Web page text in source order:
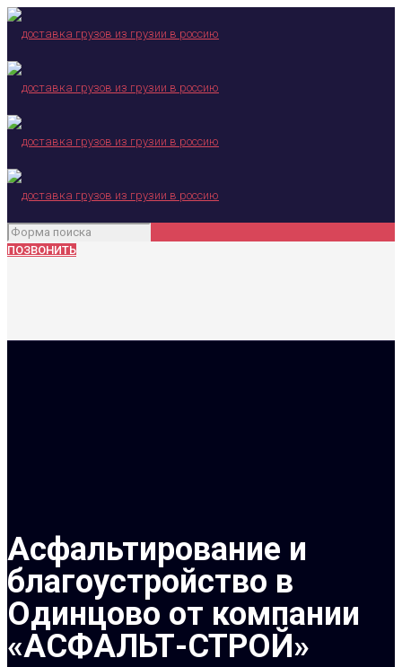
ПОЗВОНИТЬ
Асфальтирование и
благоустройство в
Одинцово от компании
«АСФАЛЬТ-СТРОЙ»